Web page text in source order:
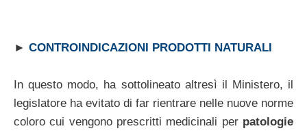
► CONTROINDICAZIONI PRODOTTI NATURALI
In questo modo, ha sottolineato altresì il Ministero, il
legislatore ha evitato di far rientrare nelle nuove norme
coloro cui vengono prescritti medicinali per patologie